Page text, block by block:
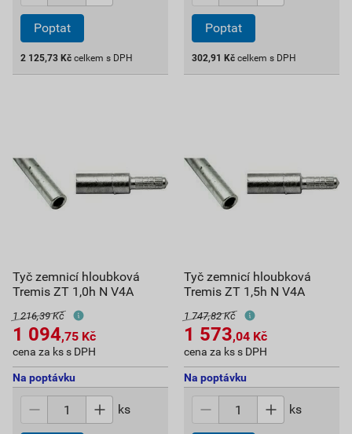
Poptat
2 125,73 Kč celkem s DPH
Poptat
302,91 Kč celkem s DPH
Tyč zemnicí hloubková
Tremis ZT 1,0h N V4A
1 216,39 Kč
1 094,75 Kč
cena za ks s DPH
Na poptávku
ks
Tyč zemnicí hloubková
Tremis ZT 1,5h N V4A
1 747,82 Kč
1 573,04 Kč
cena za ks s DPH
Na poptávku
ks